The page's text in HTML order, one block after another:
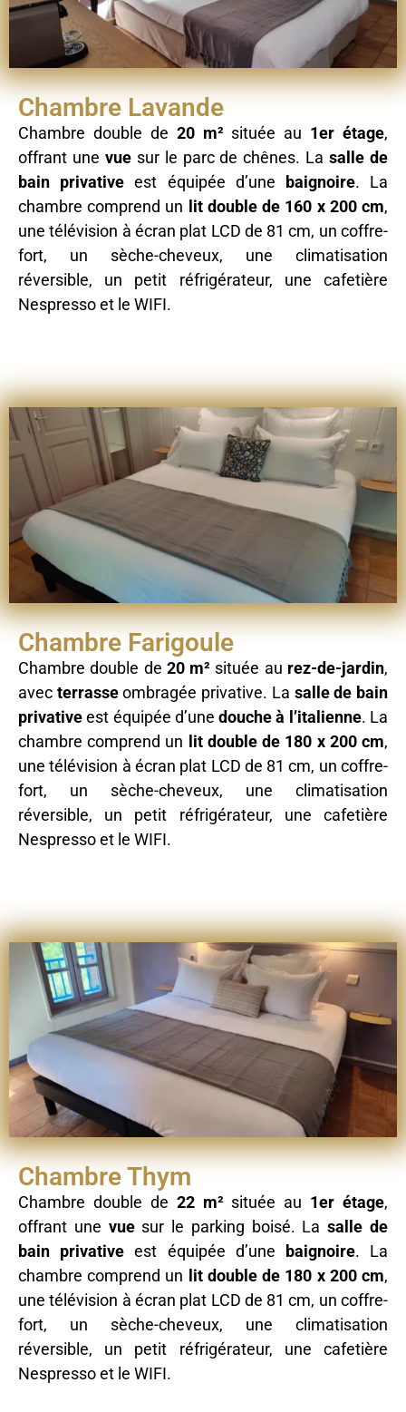
Chambre Lavande
Chambre double de 20 m²située au 1er étage,
offrant une vue sur le parc de chênes. Lasalle de
bain privative est équipée d’une baignoire. La
chambre comprend un lit double de 160 x 200 cm,
une télévision à écran plat LCD de 81 cm, un coffre-
fort, un sèche-cheveux, une climatisation
réversible, un petit réfrigérateur, une cafetière
Nespresso et le WIFI.
Chambre Farigoule
Chambre double de 20 m² située au rez-de-jardin,
avec terrasseombragée privative. La salle de bain
privativeest équipée d’unedouche à l’italienne. La
chambre comprend un lit double de 180 x 200 cm,
une télévision à écran plat LCD de 81 cm, un coffre-
fort, un sèche-cheveux, une climatisation
réversible, un petit réfrigérateur, une cafetière
Nespresso et le WIFI.
Chambre Thym
Chambre double de 22 m²située au 1er étage,
offrant une vue sur le parking boisé. Lasalle de
bain privative est équipée d’une baignoire. La
chambre comprend un
lit double de 180 x 200 cm,
une télévision à écran plat LCD de 81 cm, un coffre-
fort, un sèche-cheveux, une climatisation
réversible, un petit réfrigérateur, une cafetière
Nespresso et le WIFI.